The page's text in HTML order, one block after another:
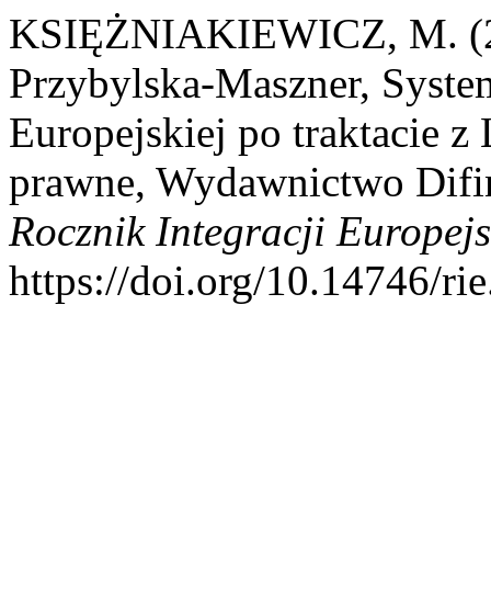
KSIĘŻNIAKIEWICZ, M.
Przybylska-Maszner,
Europejskiej po traktacie
prawne, Wydawnictwo
Rocznik Integracji
https://doi.org/10.14746/